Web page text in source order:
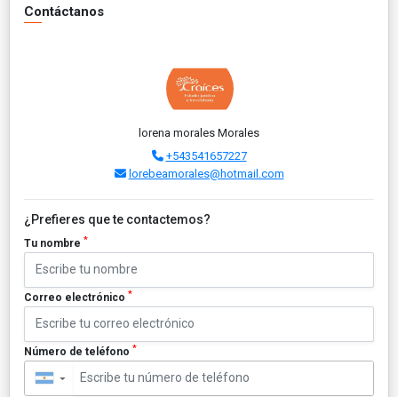
Contáctanos
lorena morales Morales
+543541657227
lorebeamorales@hotmail.com
¿Prefieres que te contactemos?
Tu nombre *
Correo electrónico *
Número de teléfono *
▼